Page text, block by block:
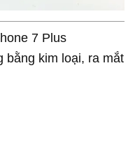
7 Plus
bằng kim loại, ra mắt